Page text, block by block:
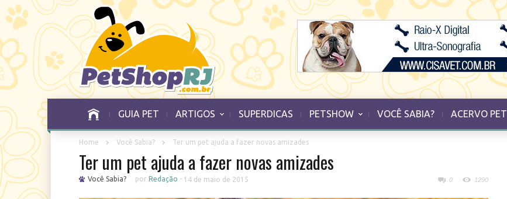
GUIA PET ARTIGOS SUPERDICAS PETSHOW VOCÊ SABIA? ACERVO PET
Home Você Sabia? Ter um pet ajuda a fazer novas amizades
Ter um pet ajuda a fazer novas amizades
Você Sabia? por Redação - 14 de maio de 2015 0 1290